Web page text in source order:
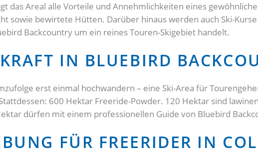
das Areal alle Vorteile und Annehmlichkeiten eines
sowie bewirtete Hütten. Darüber hinaus werden auch Ski-
Backcountry um ein reines Touren-Skigebiet handelt.
IN BLUEBIRD
erst einmal hochwandern – eine Ski-Area für
600 Hektar Freeride-Powder. 120 Hektar sind
dürfen mit einem professionellen Guide von Bluebird
FÜR FREERIDER IN